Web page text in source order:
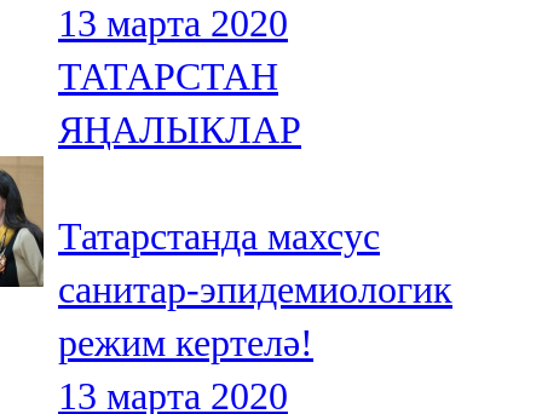
13 марта 2020
ТАТАРСТАН
ЯҢАЛЫКЛАР
Татарстанда махсус
санитар-эпидемиологик
режим кертелә!
13 марта 2020